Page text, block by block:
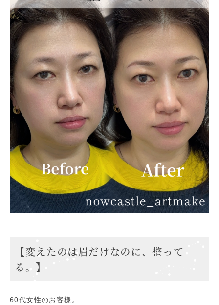
【変えたのは眉だけなのに、整って
る。】
60代女性のお客様。